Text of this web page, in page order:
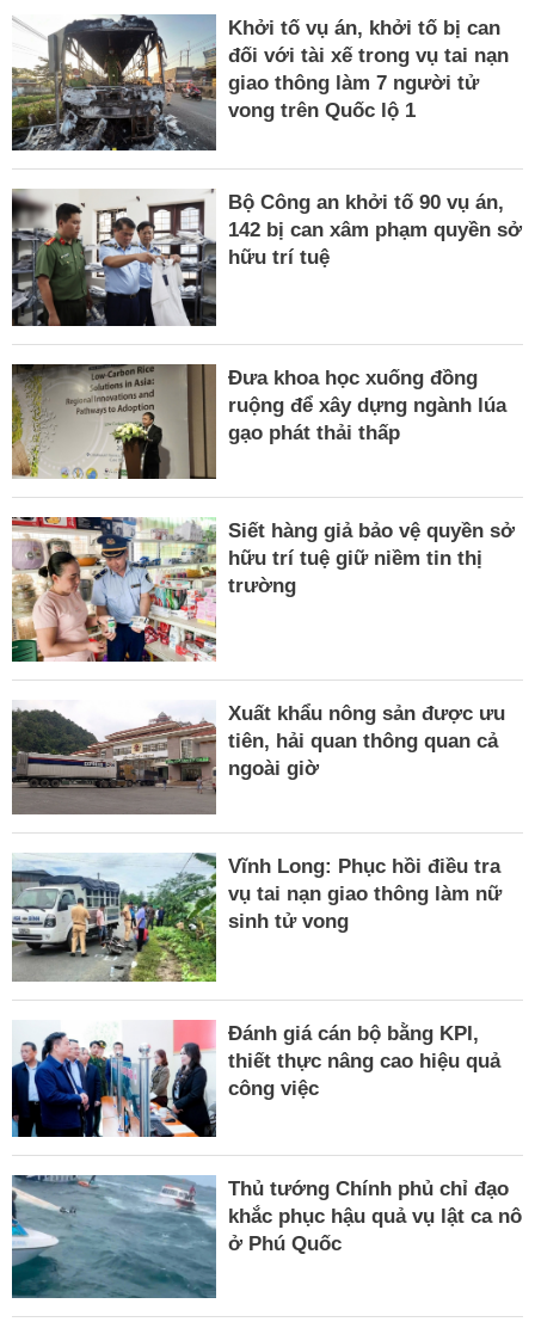
Khởi tố vụ án, khởi tố bị can
đối với tài xế trong vụ tai nạn
giao thông làm 7 người tử
vong trên Quốc lộ 1
Bộ Công an khởi tố 90 vụ án,
142 bị can xâm phạm quyền sở
hữu trí tuệ
Đưa khoa học xuống đồng
ruộng để xây dựng ngành lúa
gạo phát thải thấp
Siết hàng giả bảo vệ quyền sở
hữu trí tuệ giữ niềm tin thị
trường
Xuất khẩu nông sản được ưu
tiên, hải quan thông quan cả
ngoài giờ
Vĩnh Long: Phục hồi điều tra
vụ tai nạn giao thông làm nữ
sinh tử vong
Đánh giá cán bộ bằng KPI,
thiết thực nâng cao hiệu quả
công việc
Thủ tướng Chính phủ chỉ đạo
khắc phục hậu quả vụ lật ca nô
ở Phú Quốc